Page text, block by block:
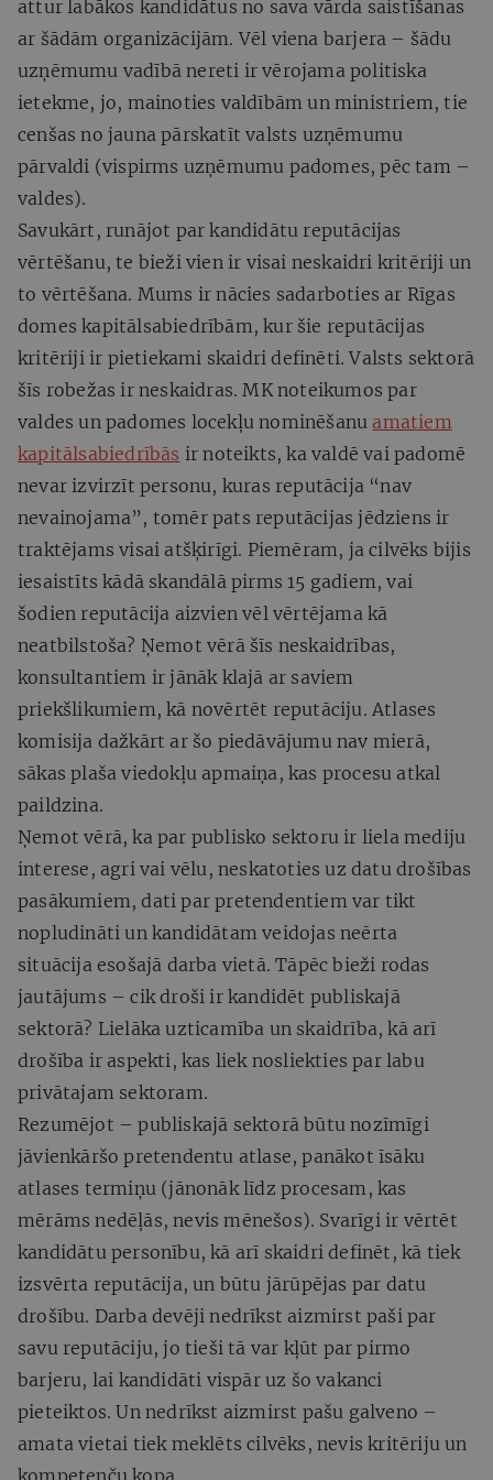
attur labākos kandidātus no sava vārda saistīšanas
ar šādām organizācijām. Vēl viena barjera – šādu
uzņēmumu vadībā nereti ir vērojama politiska
ietekme, jo, mainoties valdībām un ministriem, tie
cenšas no jauna pārskatīt valsts uzņēmumu
pārvaldi (vispirms uzņēmumu padomes, pēc tam –
valdes).
Savukārt, runājot par kandidātu reputācijas
vērtēšanu, te bieži vien ir visai neskaidri kritēriji un
to vērtēšana. Mums ir nācies sadarboties ar Rīgas
domes kapitālsabiedrībām, kur šie reputācijas
kritēriji ir pietiekami skaidri definēti. Valsts sektorā
šīs robežas ir neskaidras. MK noteikumos par
valdes un padomes locekļu nominēšanu amatiem
kapitālsabiedrībās ir noteikts, ka valdē vai padomē
nevar izvirzīt personu, kuras reputācija “nav
nevainojama”, tomēr pats reputācijas jēdziens ir
traktējams visai atšķirīgi. Piemēram, ja cilvēks bijis
iesaistīts kādā skandālā pirms 15 gadiem, vai
šodien reputācija aizvien vēl vērtējama kā
neatbilstoša? Ņemot vērā šīs neskaidrības,
konsultantiem ir jānāk klajā ar saviem
priekšlikumiem, kā novērtēt reputāciju. Atlases
komisija dažkārt ar šo piedāvājumu nav mierā,
sākas plaša viedokļu apmaiņa, kas procesu atkal
paildzina.
Ņemot vērā, ka par publisko sektoru ir liela mediju
interese, agri vai vēlu, neskatoties uz datu drošības
pasākumiem, dati par pretendentiem var tikt
nopludināti un kandidātam veidojas neērta
situācija esošajā darba vietā. Tāpēc bieži rodas
jautājums – cik droši ir kandidēt publiskajā
sektorā? Lielāka uzticamība un skaidrība, kā arī
drošība ir aspekti, kas liek nosliekties par labu
privātajam sektoram.
Rezumējot – publiskajā sektorā būtu nozīmīgi
jāvienkāršo pretendentu atlase, panākot īsāku
atlases termiņu (jānonāk līdz procesam, kas
mērāms nedēļās, nevis mēnešos). Svarīgi ir vērtēt
kandidātu personību, kā arī skaidri definēt, kā tiek
izsvērta reputācija, un būtu jārūpējas par datu
drošību. Darba devēji nedrīkst aizmirst paši par
savu reputāciju, jo tieši tā var kļūt par pirmo
barjeru, lai kandidāti vispār uz šo vakanci
pieteiktos. Un nedrīkst aizmirst pašu galveno –
amata vietai tiek meklēts cilvēks, nevis kritēriju un
kompetenču kopa.